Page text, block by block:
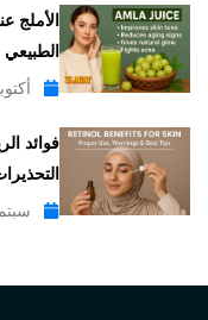
الأملج
الطبيعي | 20 ضعف
أكتوبر 19,
فوائد
سبتمبر